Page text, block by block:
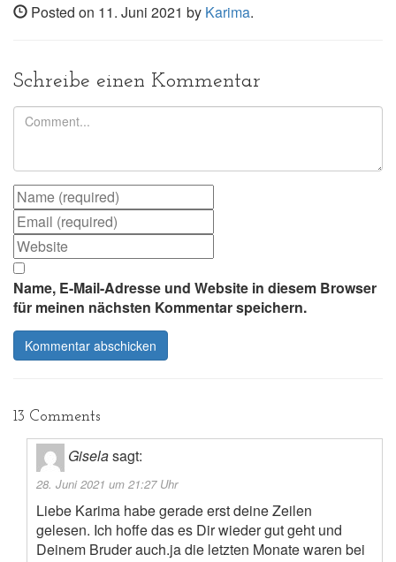
Posted on 11. Juni 2021 by Karima.
Schreibe einen Kommentar
Name, E-Mail-Adresse und Website in diesem Browser
für meinen nächsten Kommentar speichern.
13 Comments
Giselasagt:
28. Juni 2021 um 21:27 Uhr
Liebe Karima habe gerade erst deine Zeilen
gelesen. Ich hoffe das es Dir wieder gut geht und
Deinem Bruder auch.ja die letzten Monate waren bei